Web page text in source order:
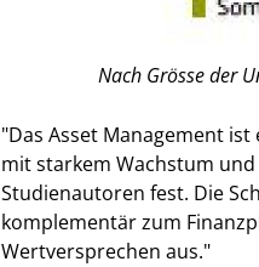
Nach Grösse der
"Das Asset Management
mit starkem Wachstum
Studienautoren fest. Die
komplementär zum
Wertversprechen aus."